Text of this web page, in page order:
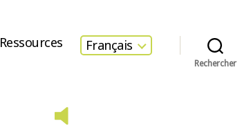
Ressources Français
Rechercher